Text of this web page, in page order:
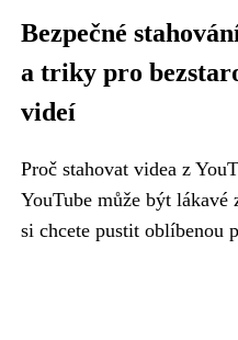
Bezpečné
a triky pro
videí
Proč stahovat videa z
YouTube může být lákavé
si chcete pustit oblíbenou